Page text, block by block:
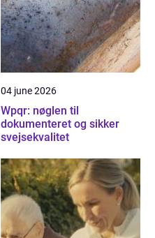
04 june 2026
Wpqr: nøglen til
dokumenteret og sikker
svejsekvalitet